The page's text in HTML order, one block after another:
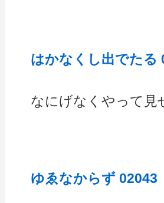
はかなくし出でたる
なにげなくやって見
ゆゑなからず 02043